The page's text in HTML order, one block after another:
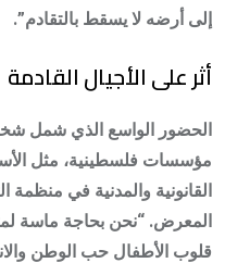
إلى أرضه لا يسقط بالتقادم”.
أثر على الأجيال القادمة
الحضور الواسع الذي شمل
مؤسسات فلسطينية، مثل
القانونية والمدنية في منظمة
المعرض. “نحن بحاجة ماسة
قلوب الأطفال حب الوطن